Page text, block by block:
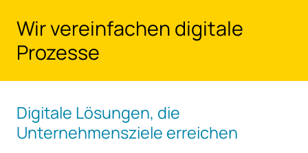
Wir vereinfachen digitale
Prozesse
Digitale Lösungen, die
Unternehmensziele erreichen